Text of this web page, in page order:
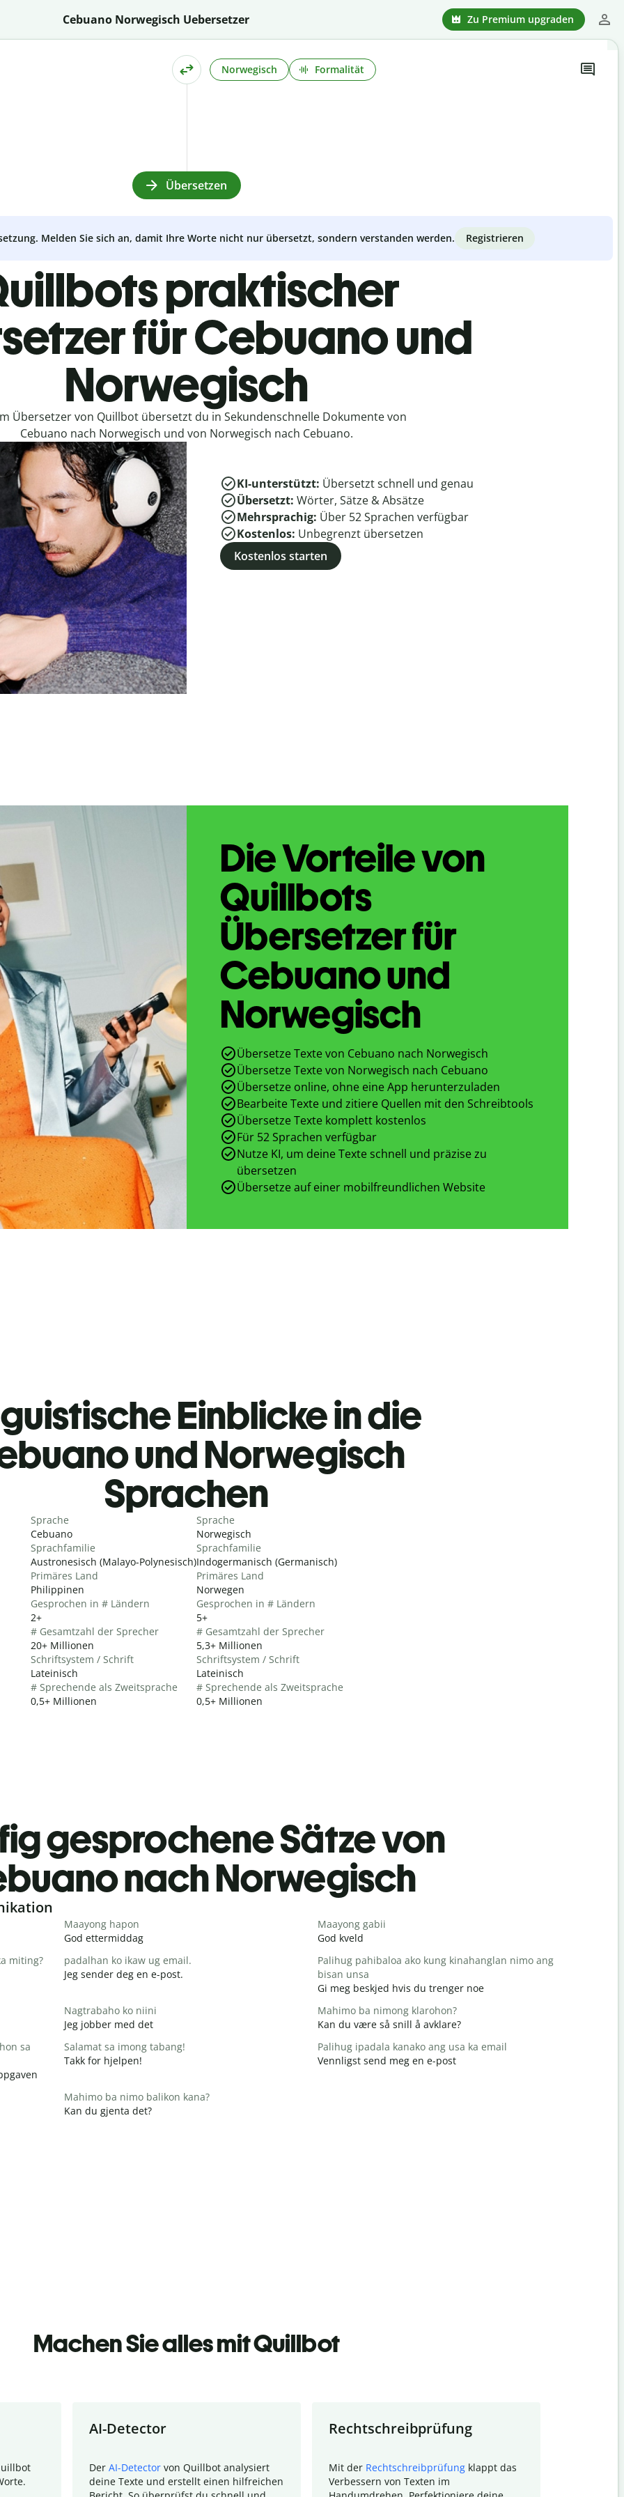
Cebuano Norwegisch Uebersetzer Zu Premium upgraden
Norwegisch Formalität
Übersetzen
Melden Sie sich an, damit Ihre Worte nicht nur übersetzt, sondern verstanden werden. Registrieren
praktischer
für Cebuano und
Norwegisch
Übersetzer von Quillbot übersetzt du in Sekundenschnelle Dokumente von
Cebuano nach Norwegisch und von Norwegisch nach Cebuano.
KI-unterstützt: Übersetzt schnell und genau
Übersetzt: Wörter, Sätze & Absätze
Mehrsprachig: Über 52Sprachen verfügbar
Kostenlos: Unbegrenzt übersetzen
Kostenlos starten
Die Vorteile von
Quillbots
Übersetzer für
Cebuano und
Norwegisch
Übersetze Texte von Cebuano nach Norwegisch
Übersetze Texte von Norwegisch nach Cebuano
Übersetze online, ohne eine App herunterzuladen
Bearbeite Texte und zitiere Quellen mit den Schreibtools
Übersetze Texte komplett kostenlos
Für 52 Sprachen verfügbar
Nutze KI, um deine Texte schnell und präzise zu
übersetzen
Übersetze auf einer mobilfreundlichen Website
Einblicke in die
und Norwegisch
Sprachen
Sprache
Cebuano
Sprachfamilie
Austronesisch (Malayo-Polynesisch)
Primäres Land
Philippinen
Gesprochen in # Ländern
2+
# Gesamtzahl der Sprecher
20+ Millionen
Schriftsystem / Schrift
Lateinisch
# Sprechende als Zweitsprache
0,5+ Millionen
Sprache
Norwegisch
Sprachfamilie
Indogermanisch (Germanisch)
Primäres Land
Norwegen
Gesprochen in # Ländern
5+
# Gesamtzahl der Sprecher
5,3+ Millionen
Schriftsystem / Schrift
Lateinisch
# Sprechende als Zweitsprache
0,5+ Millionen
gesprochene Sätze von
nach Norwegisch
Maayong hapon
God ettermiddag
Maayong gabii
God kveld
miting?
padalhan ko ikaw ug email.
Jeg sender deg en e-post.
Palihug pahibaloa ako kung kinahanglan nimo ang
bisan unsa
Gi meg beskjed hvis du trenger noe
Nagtrabaho ko niini
Jeg jobber med det
Mahimo ba nimong klarohon?
Kan du være så snill å avklare?
sa
Salamat sa imong tabang!
Takk for hjelpen!
Palihug ipadala kanako ang usa ka email
Vennligst send meg en e-post
Mahimo ba nimo balikon kana?
Kan du gjenta det?
Machen Sie alles mit Quillbot
AI-Detector
Der AI-Detector von Quillbot analysiert
deine Texte und erstellt einen hilfreichen
Rechtschreibprüfung
Mit der Rechtschreibprüfung klappt das
Verbessern von Texten im